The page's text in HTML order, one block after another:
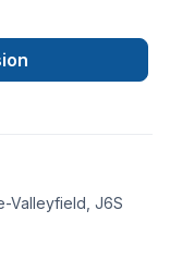
Margelle,
de joint dans
pouvons vous
Valleyfield, J6S